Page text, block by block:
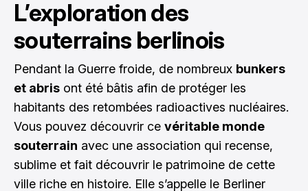
L’exploration des
souterrains berlinois
Pendant la Guerre froide, de nombreux bunkers
et abris ont été bâtis afin de protéger les
habitants des retombées radioactives nucléaires.
Vous pouvez découvrir ce véritable monde
souterrain avec une association qui recense,
sublime et fait découvrir le patrimoine de cette
ville riche en histoire. Elle s’appelle le Berliner